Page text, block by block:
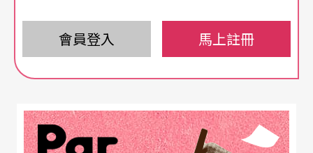
界點等團的公寓演出經驗，不然就拿自己家來做環
境劇場吧，「當生活與演出都在這裡，創作到 底為
了什麼？聯展會逼我們不斷檢視自己。」
從公寓開始，到西門町探密
會員登入 馬上註冊